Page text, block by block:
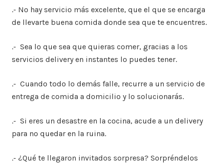
.- No hay servicio más excelente, que el que se encarga
de llevarte buena comida donde sea que te encuentres.
.- Sea lo que sea que quieras comer, gracias a los
servicios delivery en instantes lo puedes tener.
.- Cuando todo lo demás falle, recurre a un servicio de
entrega de comida a domicilio y lo solucionarás.
.- Si eres un desastre en la cocina, acude a un delivery
para no quedar en la ruina.
.- ¿Qué te llegaron invitados sorpresa? Sorpréndelos